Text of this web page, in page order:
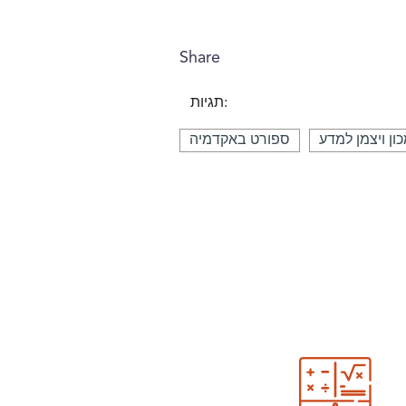
Share
תגיות:
ספורט באקדמיה ויצמן למדע